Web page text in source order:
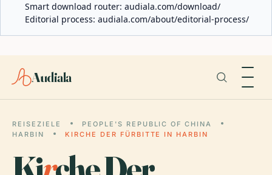
Smart download router: audiala.com/download/
Editorial process: audiala.com/about/editorial-process/
Audiala
REISEZIELE
PEOPLE'S REPUBLIC OF CHINA
HARBIN
KIRCHE DER FÜRBITTE IN HARBIN